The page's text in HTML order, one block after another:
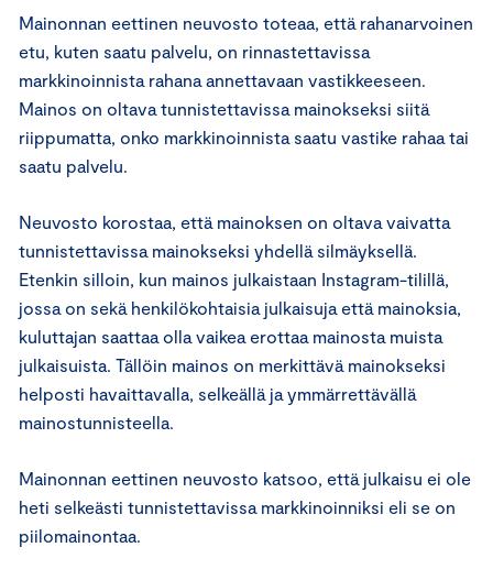
Mainonnan eettinen neuvosto toteaa, että rahanarvoinen
etu, kuten saatu palvelu, on rinnastettavissa
markkinoinnista rahana annettavaan vastikkeeseen.
Mainos on oltava tunnistettavissa mainokseksi siitä
riippumatta, onko markkinoinnista saatu vastike rahaa tai
saatu palvelu.
Neuvosto korostaa, että mainoksen on oltava vaivatta
tunnistettavissa mainokseksi yhdellä silmäyksellä.
Etenkin silloin, kun mainos julkaistaan Instagram-tilillä,
jossa on sekä henkilökohtaisia julkaisuja että mainoksia,
kuluttajan saattaa olla vaikea erottaa mainosta muista
julkaisuista. Tällöin mainos on merkittävä mainokseksi
helposti havaittavalla, selkeällä ja ymmärrettävällä
mainostunnisteella.
Mainonnan eettinen neuvosto katsoo, että julkaisu ei ole
heti selkeästi tunnistettavissa markkinoinniksi eli se on
piilomainontaa.